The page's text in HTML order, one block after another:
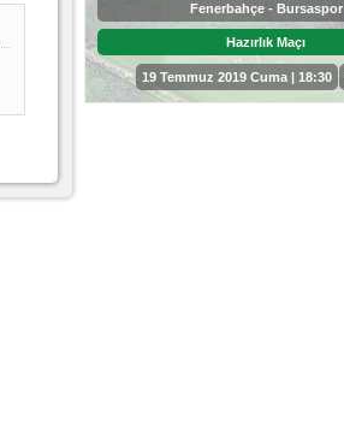
Fenerbahçe - Bursaspor
Hazırlık Maçı
19 Temmuz 2019 Cuma | 18:30